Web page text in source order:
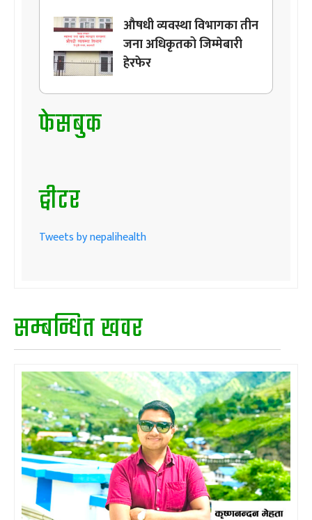
औषधी व्यवस्था विभागका तीन
जना अधिकृतको जिम्मेबारी
हेरफेर
फेसबुक
ट्वीटर
Tweets by nepalihealth
सम्बन्धित खवर